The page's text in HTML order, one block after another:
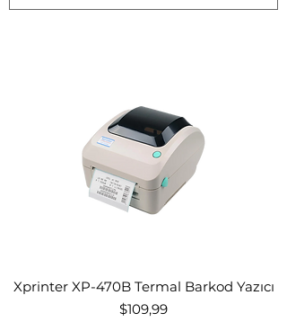
Xprinter XP-470B Termal Barkod Yazıcı
Fiyat
$109,99